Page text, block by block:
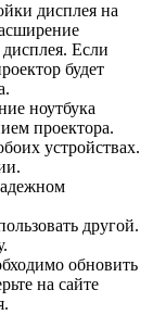
дисплея на
Если
будет
ноутбука
проектора.
устройствах.
другой.
обновить
на сайте